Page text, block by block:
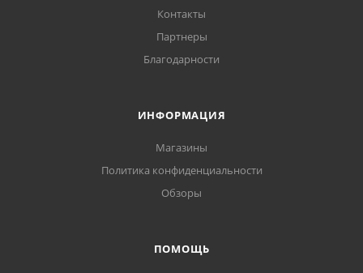
Контакты
Партнеры
Благодарности
ИНФОРМАЦИЯ
Магазины
Политика конфиденциальности
Обзоры
ПОМОЩЬ